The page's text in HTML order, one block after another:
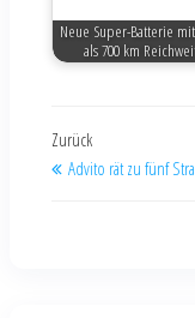
Neue Super-Batterie
als 700 km
Zurück
Advito rät zu fünf